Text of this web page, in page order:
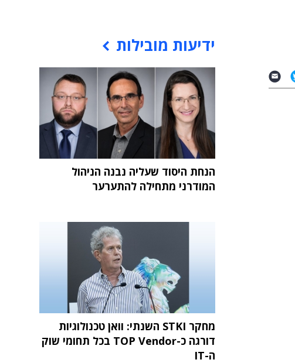
ידיעות מובילות
הנחת היסוד שעליה נבנה הניהול
המודרני מתחילה להתערער
מחקר STKI השנתי: וואן טכנולוגיות
דורגה כ-TOP Vendor בכל תחומי שוק
ה-IT